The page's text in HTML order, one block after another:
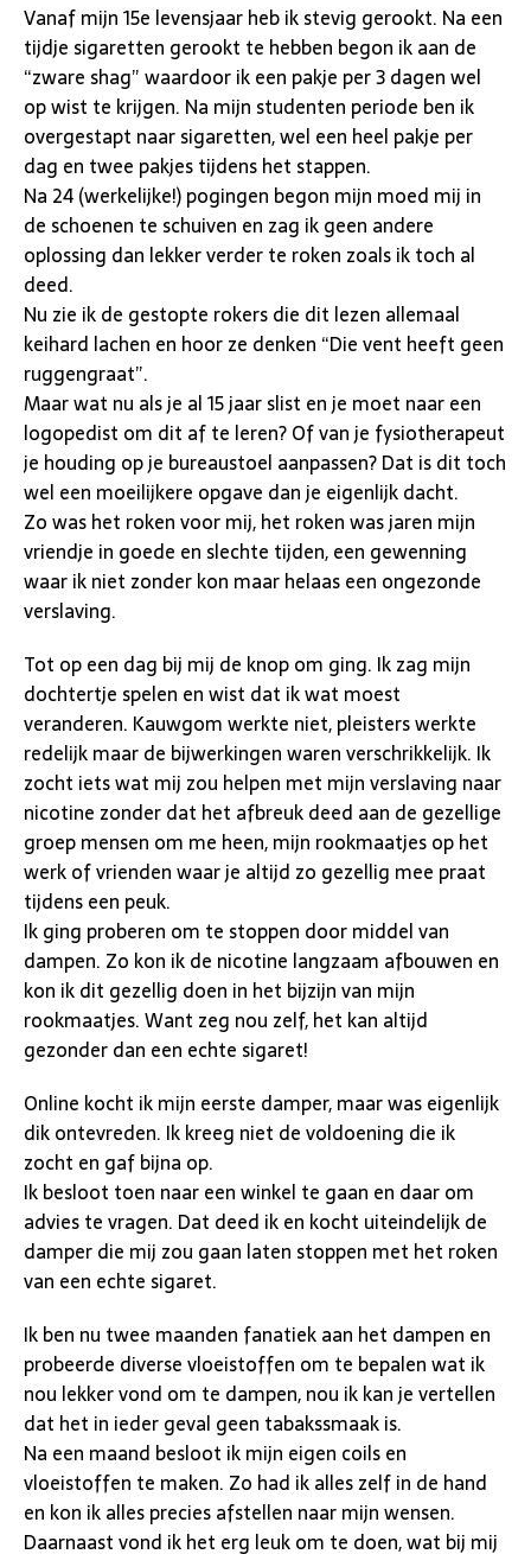
Vanaf mijn 15e levensjaar heb ik stevig gerookt. Na een
tijdje sigaretten gerookt te hebben begon ik aan de
“zware shag” waardoor ik een pakje per 3 dagen wel
op wist te krijgen. Na mijn studenten periode ben ik
overgestapt naar sigaretten, wel een heel pakje per
dag en twee pakjes tijdens het stappen.
Na 24 (werkelijke!) pogingen begon mijn moed mij in
de schoenen te schuiven en zag ik geen andere
oplossing dan lekker verder te roken zoals ik toch al
deed.
Nu zie ik de gestopte rokers die dit lezen allemaal
keihard lachen en hoor ze denken “Die vent heeft geen
ruggengraat”.
Maar wat nu als je al 15 jaar slist en je moet naar een
logopedist om dit af te leren? Of van je fysiotherapeut
je houding op je bureaustoel aanpassen? Dat is dit toch
wel een moeilijkere opgave dan je eigenlijk dacht.
Zo was het roken voor mij, het roken was jaren mijn
vriendje in goede en slechte tijden, een gewenning
waar ik niet zonder kon maar helaas een ongezonde
verslaving.
Tot op een dag bij mij de knop om ging. Ik zag mijn
dochtertje spelen en wist dat ik wat moest
veranderen. Kauwgom werkte niet, pleisters werkte
redelijk maar de bijwerkingen waren verschrikkelijk. Ik
zocht iets wat mij zou helpen met mijn verslaving naar
nicotine zonder dat het afbreuk deed aan de gezellige
groep mensen om me heen, mijn rookmaatjes op het
werk of vrienden waar je altijd zo gezellig mee praat
tijdens een peuk.
Ik ging proberen om te stoppen door middel van
dampen. Zo kon ik de nicotine langzaam afbouwen en
kon ik dit gezellig doen in het bijzijn van mijn
rookmaatjes. Want zeg nou zelf, het kan altijd
gezonder dan een echte sigaret!
Online kocht ik mijn eerste damper, maar was eigenlijk
dik ontevreden. Ik kreeg niet de voldoening die ik
zocht en gaf bijna op.
Ik besloot toen naar een winkel te gaan en daar om
advies te vragen. Dat deed ik en kocht uiteindelijk de
damper die mij zou gaan laten stoppen met het roken
van een echte sigaret.
Ik ben nu twee maanden fanatiek aan het dampen en
probeerde diverse vloeistoffen om te bepalen wat ik
nou lekker vond om te dampen, nou ik kan je vertellen
dat het in ieder geval geen tabakssmaak is.
Na een maand besloot ik mijn eigen coils en
vloeistoffen te maken. Zo had ik alles zelf in de hand
en kon ik alles precies afstellen naar mijn wensen.
Daarnaast vond ik het erg leuk om te doen, wat bij mij